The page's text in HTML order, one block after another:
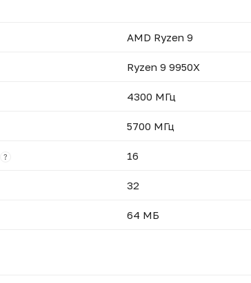
AMD Ryzen 9
Ryzen 9 9950X
4300 МГц
5700 МГц
? 16
32
64 МБ